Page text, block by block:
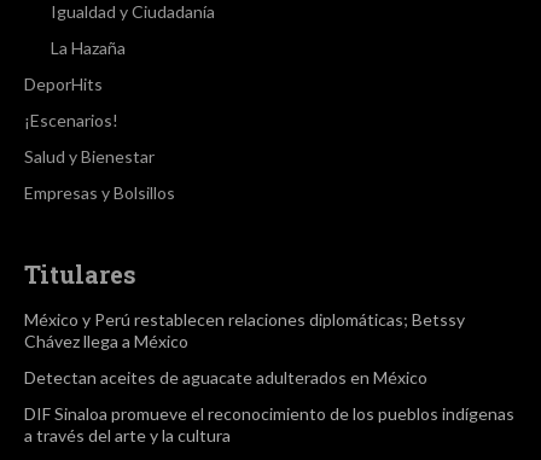
Igualdad y Ciudadanía
La Hazaña
DeporHits
¡Escenarios!
Salud y Bienestar
Empresas y Bolsillos
Titulares
México y Perú restablecen relaciones diplomáticas; Betssy
Chávez llega a México
Detectan aceites de aguacate adulterados en México
DIF Sinaloa promueve el reconocimiento de los pueblos indígenas
a través del arte y la cultura